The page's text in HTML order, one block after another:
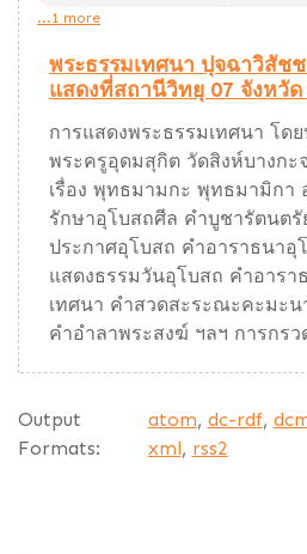
...1 more
พระธรรมเทศนา ปุจฉาวิสัช
แสดงที่สถานีวิทยุ 07 จังหวั
การแสดงพระธรรมเทศนา โด
พระครูอุดมสุกิต วัดสิงห์บางกะ
เรื่อง พุทธมามกะ พุทธมามิกา
รักษาอุโบสถศีล คำบูชารัตนตรั
ประกาศอุโบสถ คำอาราธนาอุ
แสดงธรรมวันอุโบสถ คำอารา
เทศนา คำสวดสะระณะคะมะ
คำอำลาพระสงฆ์ ฯลฯ การกร
Output
Formats:
atom, dc-rdf,
xml, rss2